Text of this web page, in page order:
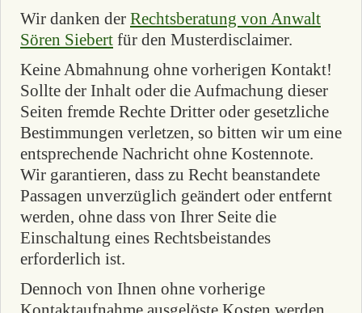
Wir danken der Rechtsberatung von Anwalt
Sören Siebert für den Musterdisclaimer.
Keine Abmahnung ohne vorherigen Kontakt!
Sollte der Inhalt oder die Aufmachung dieser
Seiten fremde Rechte Dritter oder gesetzliche
Bestimmungen verletzen, so bitten wir um eine
entsprechende Nachricht ohne Kostennote.
Wir garantieren, dass zu Recht beanstandete
Passagen unverzüglich geändert oder entfernt
werden, ohne dass von Ihrer Seite die
Einschaltung eines Rechtsbeistandes
erforderlich ist.
Dennoch von Ihnen ohne vorherige